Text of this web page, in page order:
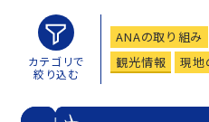
カテゴリで
絞り込む
ANAの取り組み
観光情報
現地